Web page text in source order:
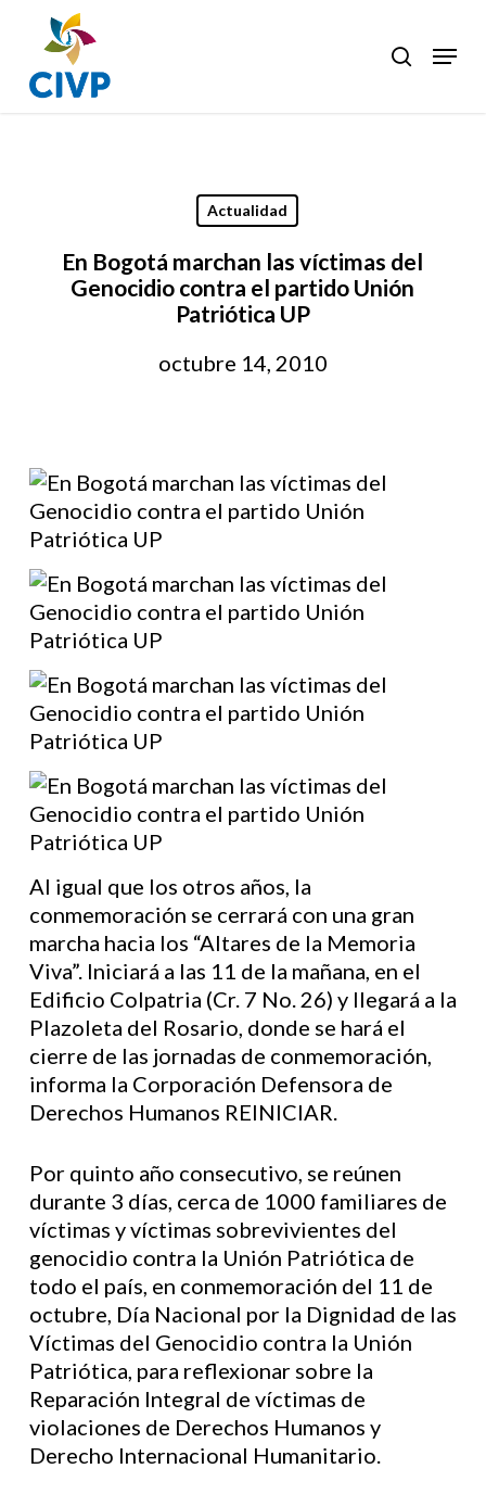
main
content
search
Menu
Actualidad
En Bogotá marchan las víctimas del
Genocidio contra el partido Unión
Patriótica UP
octubre 14, 2010
Al igual que los otros años, la
conmemoración se cerrará con una gran
marcha hacia los “Altares de la Memoria
Viva”. Iniciará a las 11 de la mañana, en el
Edificio Colpatria (Cr. 7 No. 26) y llegará a la
Plazoleta del Rosario, donde se hará el
cierre de las jornadas de conmemoración,
informa la Corporación Defensora de
Derechos Humanos REINICIAR.
Por quinto año consecutivo, se reúnen
durante 3 días, cerca de 1000 familiares de
víctimas y víctimas sobrevivientes del
genocidio contra la Unión Patriótica de
todo el país, en conmemoración del 11 de
octubre, Día Nacional por la Dignidad de las
Víctimas del Genocidio contra la Unión
Patriótica, para reflexionar sobre la
Reparación Integral de víctimas de
violaciones de Derechos Humanos y
Derecho Internacional Humanitario.
Close